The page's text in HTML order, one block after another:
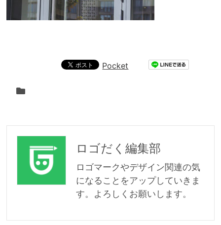
Pocket
ロゴだく編集部
ロゴマークやデザイン関連の気
になることをアップしていきま
す。よろしくお願いします。